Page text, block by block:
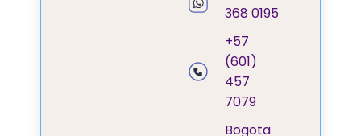
368 0195
+57
(601)
457
7079
Bogota